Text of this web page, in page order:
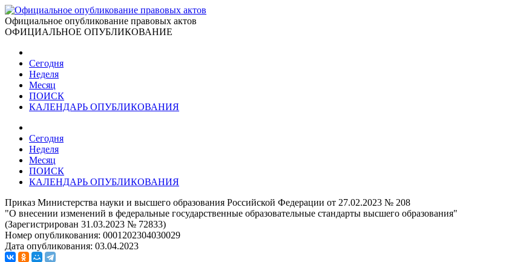
Официальное опубликование правовых актов
ОФИЦИАЛЬНОЕ ОПУБЛИКОВАНИЕ
Сегодня
Неделя
Месяц
ПОИСК
КАЛЕНДАРЬ ОПУБЛИКОВАНИЯ
Сегодня
Неделя
Месяц
ПОИСК
КАЛЕНДАРЬ ОПУБЛИКОВАНИЯ
Приказ Министерства науки и высшего образования Российской Федерации от 27.02.2023 № 208
"О внесении изменений в федеральные государственные образовательные стандарты высшего образования"
(Зарегистрирован 31.03.2023 № 72833)
Номер опубликования: 0001202304030029
Дата опубликования: 03.04.2023